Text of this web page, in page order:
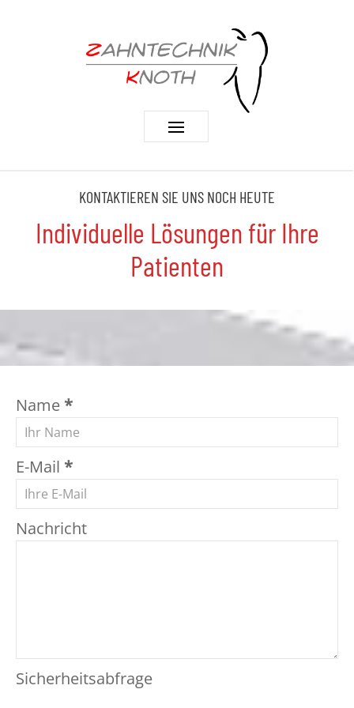
KONTAKTIEREN SIE UNS NOCH HEUTE
Individuelle Lösungen für Ihre
Patienten
Name *
E-Mail *
Nachricht
Sicherheitsabfrage